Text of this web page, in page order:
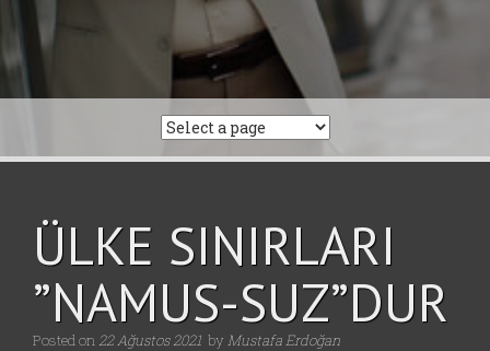
ÜLKE SINIRLARI
”NAMUS-SUZ”DUR
Posted on 22 Ağustos 2021 by Mustafa Erdoğan